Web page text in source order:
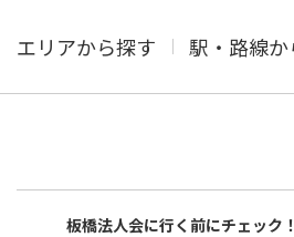
エリアから探す 駅・路線か
板橋法人会に行く前にチェック！